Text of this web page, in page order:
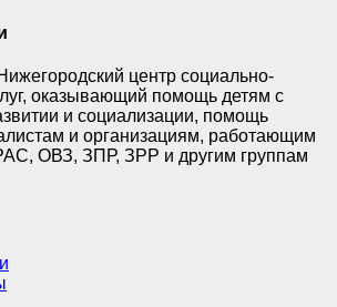
центр социально-
оказывающий помощь детям с
и социализации, помощь
и организациям, работающим
ОВЗ, ЗПР, ЗРР и другим группам